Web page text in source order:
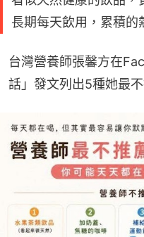
長期每天飲用，累積的
台灣營養師張馨方在
話」發文列出5種她最